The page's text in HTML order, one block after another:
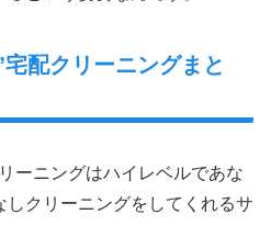
配クリーニングまと
ーニングはハイレベルであな
クリーニングをしてくれるサ